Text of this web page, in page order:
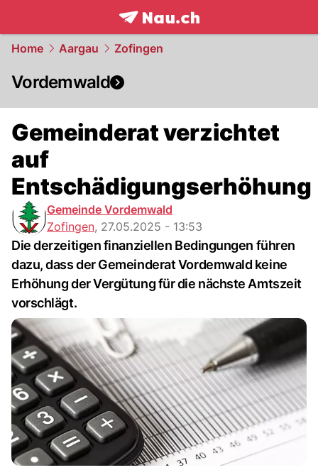
frontpage.NAU.ch
Home Aargau Zofingen
Vordemwald
Gemeinderat verzichtet
auf
Entschädigungserhöhung
Gemeinde Vordemwald
Zofingen, 27.05.2025 - 13:53
Die derzeitigen finanziellen Bedingungen führen
dazu, dass der Gemeinderat Vordemwald keine
Erhöhung der Vergütung für die nächste Amtszeit
vorschlägt.